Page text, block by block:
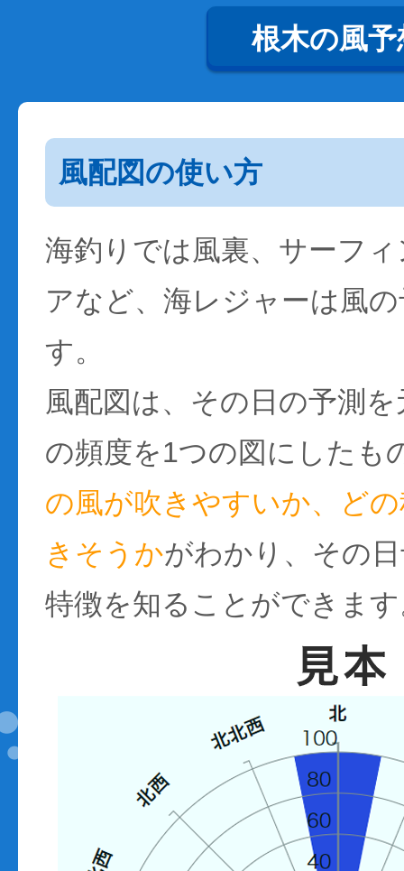
根木の風予
風配図の使い方
海釣りでは風裏、サーフ
アなど、海レジャーは風
す。
風配図は、その日の予測
の頻度を1つの図にしたも
の風が吹きやすいか、ど
きそうかがわかり、その
特徴を知ることができま